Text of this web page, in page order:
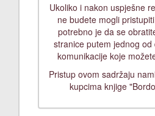
Ukoliko i nakon uspješne
ne budete mogli
potrebno je da se
stranice putem jednog od
komunikacije koje
Pristup ovom sadržaju
kupcima knjige